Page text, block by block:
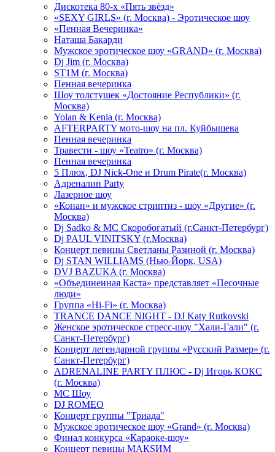
Дискотека 80-х «Пять звёзд»
«SEXY GIRLS» (г. Москва) - Эротическое шоу
«Пенная Вечеринка»
Hаташа Бакарди
Мужское эротическое шоу «GRAND» (г. Москва)
Dj Jim (г. Москва)
ST1M (г. Москва)
Пенная вечеринка
Шоу толстушек «Достояние Республики» (г.
Москва)
Yolan & Kenia (г. Москва)
AFTERPARTY мото-шоу на пл. Куйбышева
Пенная вечеринка
Травести - шоу «Teatro» (г. Москва)
Пенная вечеринка
5 Плюх, DJ Nick-One и Drum Pirate(г. Москва)
Адреналин Party
Лазерное шоу
«Конан» и мужское стриптиз - шоу «Другие» (г.
Москва)
Dj Sadko & МС Скоробогатый (г.Санкт-Петербург)
Dj PAUL VINITSKY (г.Москва)
Концерт певицы Светланы Разиной (г. Москва)
Dj STAN WILLIAMS (Нью-Йорк, USA)
DVJ BAZUKA (г. Москва)
«Объединенная Каста» представляет «Песочные
люди»
Группа «Hi-Fi» (г. Москва)
TRANCE DANCE NIGHT - DJ Katy Rutkovski
Женское эротическое стресс-шоу "Хали-Гали" (г.
Санкт-Петербург)
Концерт легендарной группы «Русский Размер» (г.
Санкт-Петербург)
ADRENALINE PARTY ПЛЮС - Dj Игорь КОКС
(г. Москва)
MC Шоу
DJ ROMEO
Концерт группы "Триада"
Мужское эротическое шоу «Grand» (г. Москва)
Финал конкурса «Караоке-шоу»
Концерт певицы МАКSИМ